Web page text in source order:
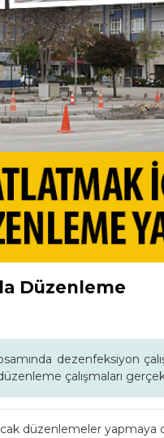
Düzenleme
dezenfeksiyon
çalışmaları
düzenlemeler yapmaya